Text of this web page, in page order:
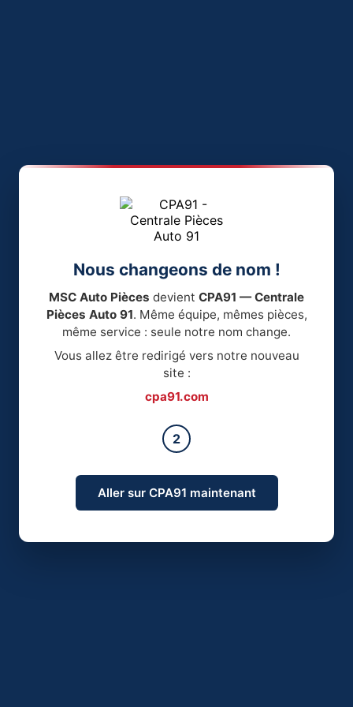
Nous changeons de nom !
MSC Auto Pièces devient CPA91 — Centrale
Pièces Auto 91. Même équipe, mêmes pièces,
même service : seule notre nom change.
Vous allez être redirigé vers notre nouveau
site :
cpa91.com
2
Aller sur CPA91 maintenant